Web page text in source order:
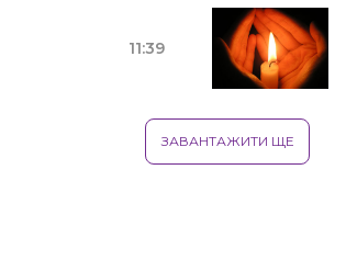
11:39
ЗАВАНТАЖИТИ ЩЕ